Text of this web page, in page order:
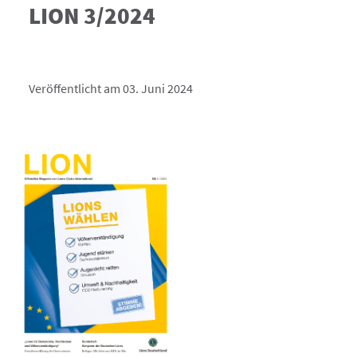
LION 3/2024
Veröffentlicht am 03. Juni 2024